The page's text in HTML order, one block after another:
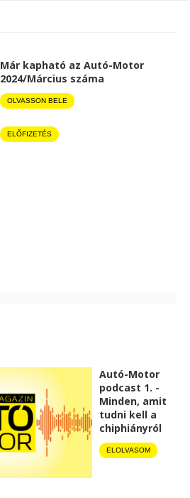
Már kapható az Autó-Motor
2024/Március száma
OLVASSON BELE
ELŐFIZETÉS
Autó-Motor
podcast 1. -
Minden, amit
tudni kell a
chiphiányról
ELOLVASOM